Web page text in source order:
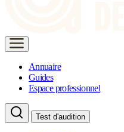
Annuaire
Guides
Espace professionnel
Test d'audition